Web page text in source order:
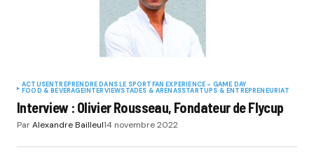
ACTUSENTREPRENDRE DANS LE SPORTFAN EXPERIENCE - GAME DAY
FOOD & BEVERAGEINTERVIEWSTADES & ARENASSTARTUPS & ENTREPRENEURIAT
Interview : Olivier Rousseau, Fondateur de Flycup
ParAlexandre Bailleul14 novembre 2022